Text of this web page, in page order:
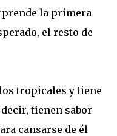
la primera
el resto de
tropicales y tiene
decir, tienen sabor
cansarse de él